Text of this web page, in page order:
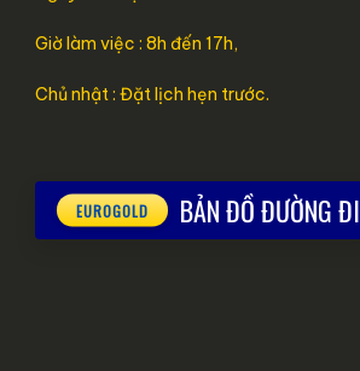
Giờ làm việc : 8h đến 17h,
Chủ nhật : Đặt lịch hẹn trước.
BẢN ĐỒ ĐƯỜNG ĐI